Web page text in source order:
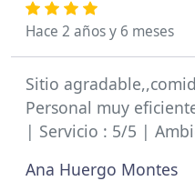
Hace 2 años y 6 meses
Sitio
Personal muy
| Servicio : 5/5 |
Ana Huergo Montes